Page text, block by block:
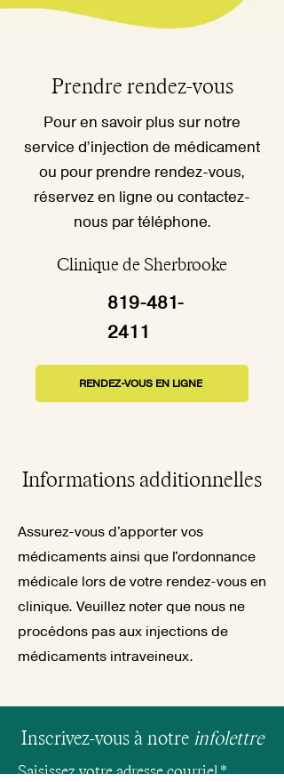
Prendre rendez-vous
Pour en savoir plus sur notre
service d’injection de médicament
ou pour prendre rendez-vous,
réservez en ligne ou contactez-
nous par téléphone.
Clinique de Sherbrooke
819-481-
2411
RENDEZ-VOUS EN LIGNE
Informations additionnelles
Assurez-vous d'apporter vos
médicaments ainsi que l'ordonnance
médicale lors de votre rendez-vous en
clinique. Veuillez noter que nous ne
procédons pas aux injections de
médicaments intraveineux.
Inscrivez-vous à notreinfolettre
Saisissez votre adresse courriel